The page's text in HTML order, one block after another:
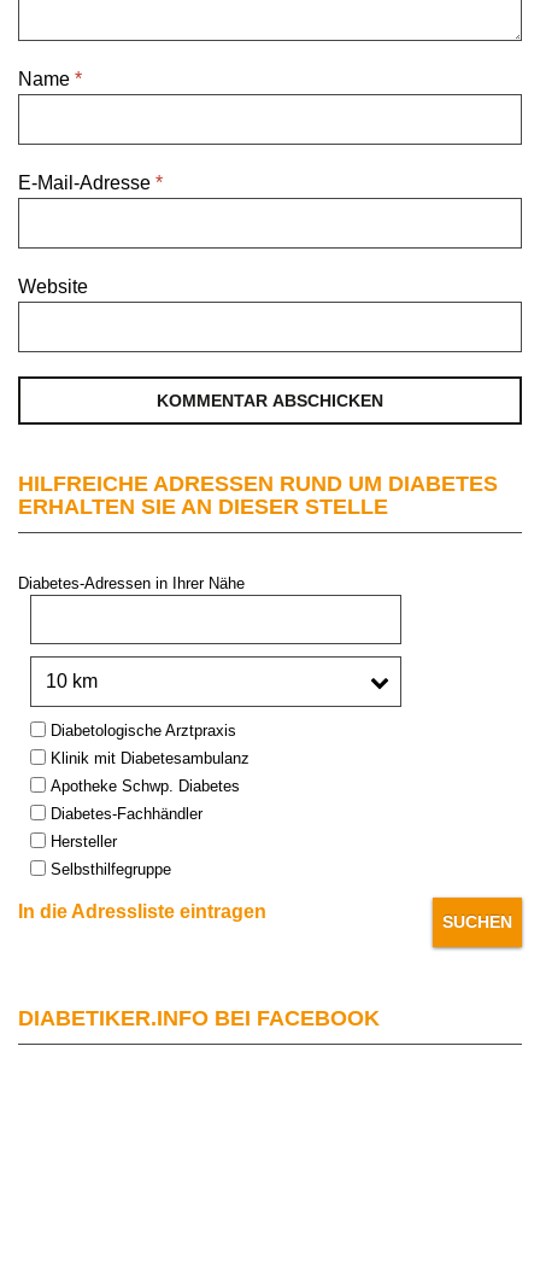
Name *
E-Mail-Adresse *
Website
HILFREICHE ADRESSEN RUND UM DIABETES
ERHALTEN SIE AN DIESER STELLE
Diabetes-Adressen in Ihrer Nähe
Type:Diabetologische Arztpraxis
Klinik mit Diabetesambulanz
Apotheke Schwp. Diabetes
Diabetes-Fachhändler
Hersteller
Selbsthilfegruppe
In die Adressliste eintragen
DIABETIKER.INFO BEI FACEBOOK